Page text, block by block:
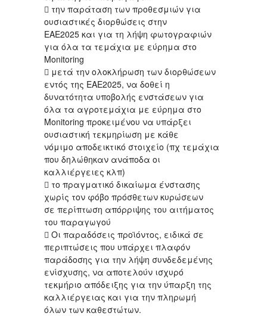
 την παράταση των προθεσμιών για
ουσιαστικές διορθώσεις στην
ΕΑΕ2025 και για τη λήψη φωτογραφιών
για όλα τα τεμάχια με εύρημα στο
Monitoring
 μετά την ολοκλήρωση των διορθώσεων
εντός της ΕΑΕ2025, να δοθεί η
δυνατότητα υποβολής ενστάσεων για
όλα τα αγροτεμάχια με εύρημα στο
Monitoring προκειμένου να υπάρξει
ουσιαστική τεκμηρίωση με κάθε
νόμιμο αποδεικτικό στοιχείο (πχ τεμάχια
που δηλώθηκαν ανάποδα οι
καλλιέργειες κλπ)
 το πραγματικό δικαίωμα ένστασης
χωρίς τον φόβο πρόσθετων κυρώσεων
σε περίπτωση απόρριψης του αιτήματος
του παραγωγού
 Οι παραδόσεις προϊόντος, ειδικά σε
περιπτώσεις που υπάρχει πλαφόν
παράδοσης για την λήψη συνδεδεμένης
ενίσχυσης, να αποτελούν ισχυρό
τεκμήριο απόδειξης για την ύπαρξη της
καλλιέργειας και για την πληρωμή
όλων των καθεστώτων.